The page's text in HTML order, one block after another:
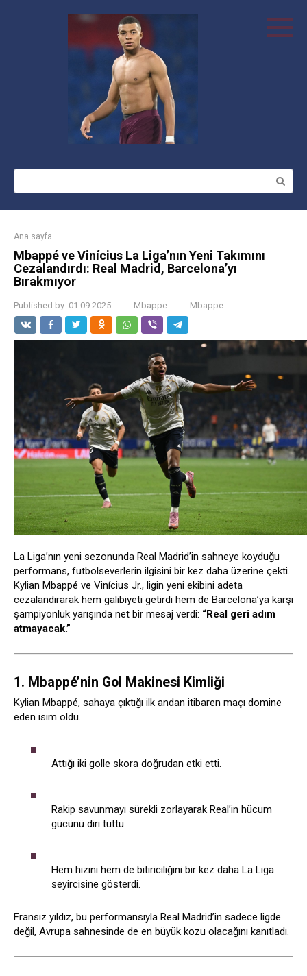
Search:
Ana sayfa
Mbappé ve Vinícius La Liga’nın Yeni Takımını
Cezalandırdı: Real Madrid, Barcelona’yı
Bırakmıyor
Published by: 01.09.2025 Mbappe Mbappe
La Liga’nın yeni sezonunda Real Madrid’in sahneye koyduğu
performans, futbolseverlerin ilgisini bir kez daha üzerine çekti.
Kylian Mbappé ve Vinícius Jr., ligin yeni ekibini adeta
cezalandırarak hem galibiyeti getirdi hem de Barcelona’ya karşı
şampiyonluk yarışında net bir mesaj verdi: “Real geri adım
atmayacak.”
1. Mbappé’nin Gol Makinesi Kimliği
Kylian Mbappé, sahaya çıktığı ilk andan itibaren maçı domine
eden isim oldu.
Attığı iki golle skora doğrudan etki etti.
Rakip savunmayı sürekli zorlayarak Real’in hücum
gücünü diri tuttu.
Hem hızını hem de bitiriciliğini bir kez daha La Liga
seyircisine gösterdi.
Fransız yıldız, bu performansıyla Real Madrid’in sadece ligde
değil, Avrupa sahnesinde de en büyük kozu olacağını kanıtladı.